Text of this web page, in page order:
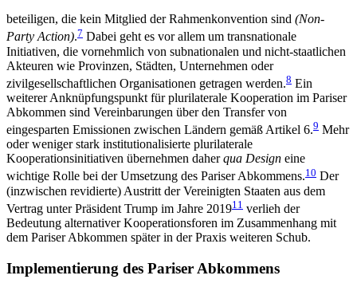
beteiligen, die kein Mitglied der Rahmenkonvention sind (Non-
Party Action).7 Dabei geht es vor allem um transnationale
Initiativen, die vornehmlich von sub­nationalen und nicht-staatlichen
Akteuren wie Pro­vinzen, Städten, Unternehmen oder
zivilgesellschaftlichen Organisationen getragen werden.8 Ein
weiterer Anknüpfungspunkt für plurilaterale Koope­ration im Pariser
Abkommen sind Vereinbarungen über den Transfer von
eingesparten Emissionen zwischen Län­dern gemäß Artikel 6.9 Mehr
oder weniger stark in­stitutionalisierte plurilaterale
Kooperationsinitiativen übernehmen daherqua Design eine
wichtige Rolle bei der Umsetzung des Pariser Abkommens.10 Der
(in­zwischen revidierte) Austritt der Vereinigten Staaten aus dem
Vertrag unter Präsident Trump im Jahre 201911 verlieh der
Bedeutung alternativer Koopera­tionsforen im Zusammenhang mit
dem Pariser Ab­kommen später in der Praxis weiteren Schub.
Implementierung des Pariser Abkommens